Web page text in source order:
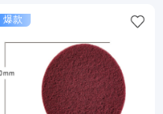
爆款